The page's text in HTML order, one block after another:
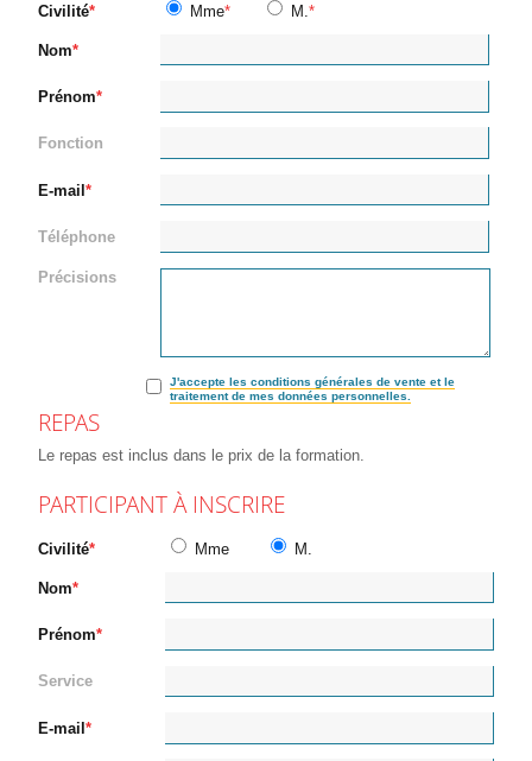
Civilité Mme M.
Nom
Prénom
Fonction
E-mail
Téléphone
Précisions
J'accepte les conditions générales de vente et le
traitement de mes données personnelles.
REPAS
Le repas est inclus dans le prix de la formation.
PARTICIPANT À INSCRIRE
Civilité Mme M.
Nom
Prénom
Service
E-mail